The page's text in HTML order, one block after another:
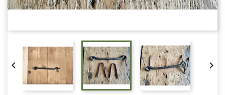
 